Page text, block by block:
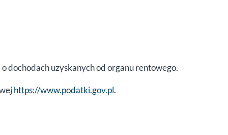
dochodach uzyskanych od organu rentowego.
https://www.podatki.gov.pl.